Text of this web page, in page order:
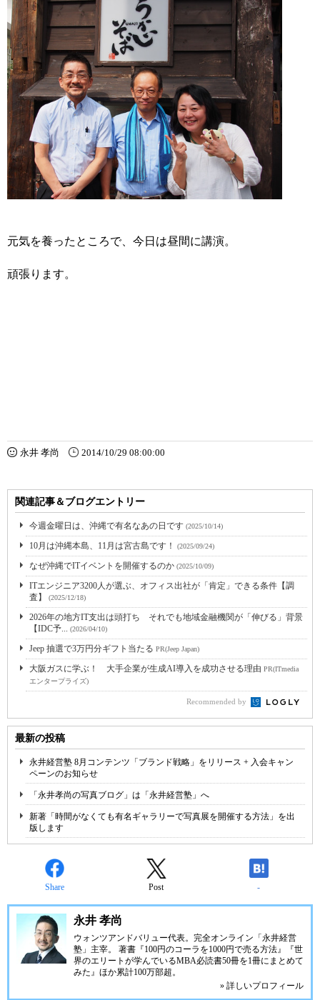
元気を養ったところで、今日は昼間に講演。
頑張ります。
永井 孝尚 2014/10/29 08:00:00
関連記事＆ブログエントリー
今週金曜日は、沖縄で有名なあの日です (2025/10/14)
10月は沖縄本島、11月は宮古島です！ (2025/09/24)
なぜ沖縄でITイベントを開催するのか (2025/10/09)
ITエンジニア3200人が選ぶ、オフィス出社が「肯定」できる条件【調
査】
(2025/12/18)
2026年の地方IT支出は頭打ち それでも地域金融機関が「伸びる」背景
【IDC予... (2026/04/10)
Jeep 抽選で3万円分ギフト当たる PR(Jeep Japan)
大阪ガスに学ぶ！ 大手企業が生成AI導入を成功させる理由 PR(ITmedia
エンタープライズ)
Recommended by
最新の投稿
永井経営塾 8月コンテンツ「ブランド戦略」をリリース + 入会キャン
ペーンのお知らせ
「永井孝尚の写真ブログ」は「永井経営塾」へ
新著「時間がなくても有名ギャラリーで写真展を開催する方法」を出
版します
Share Post -
永井 孝尚
ウォンツアンドバリュー代表。完全オンライン「永井経営
塾」主宰。 著書『100円のコーラを1000円で売る方法』『世
界のエリートが学んでいるMBA必読書50冊を1冊にまとめて
みた』ほか累計100万部超。
» 詳しいプロフィール